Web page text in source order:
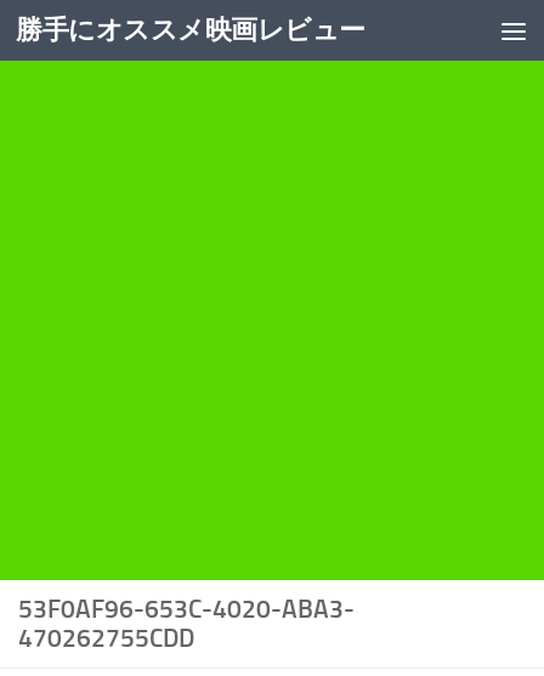
コンテンツへスキップ
勝手にオススメ映画レビュー
53F0AF96-653C-4020-ABA3-
470262755CDD